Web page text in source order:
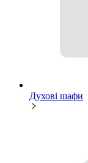
Духові шафи